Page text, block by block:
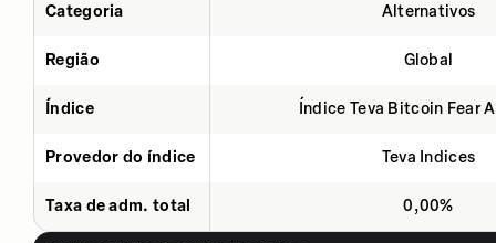
Categoria Alternativos
Região Global
Índice Índice Teva Bitcoin Fear
Provedor do índice Teva Indices
Taxa de adm. total 0,00%